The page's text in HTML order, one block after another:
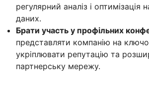
регулярний аналіз і оптимізація
даних.
Брати участь у профільних
представляти компанію на
укріплювати репутацію та
партнерську мережу.